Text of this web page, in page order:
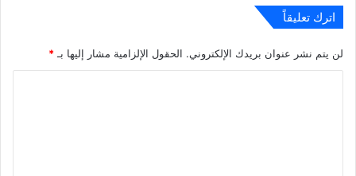
اترك تعليقاً
لن يتم نشر عنوان بريدك الإلكتروني. الحقول الإلزامية مشار إليها بـ*